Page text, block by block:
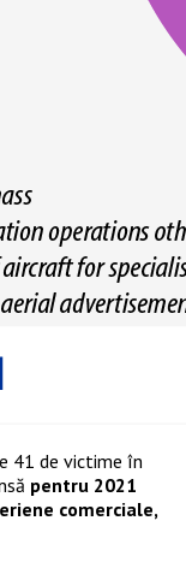
41 de victime în
pentru 2021
comerciale,